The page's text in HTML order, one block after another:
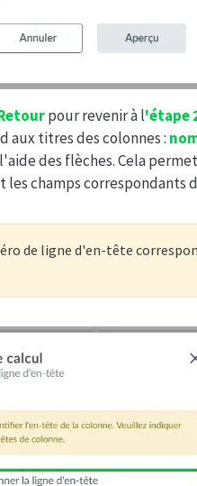
pour revenir à l'étape
aux titres des colonnes :
des flèches. Cela
champs correspondants
de ligne d'en-tête